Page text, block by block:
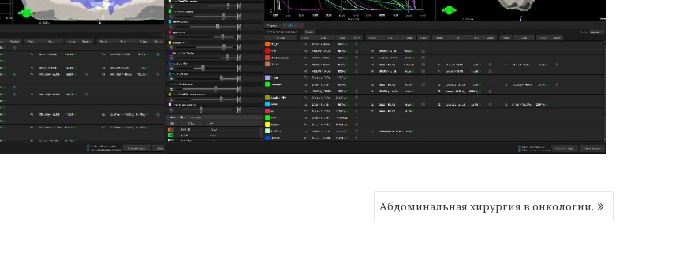
Абдоминальная хирургия в онкологии.